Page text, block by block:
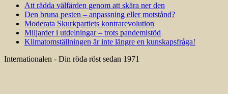
Att rädda välfärden genom att skära ner den
Den bruna pesten – anpassning eller motstånd?
Moderata Skurkpartiets kontrarevolution
Miljarder i utdelningar – trots pandemistöd
Klimatomställningen är inte längre en kunskapsfråga!
Internationalen - Din röda röst sedan 1971